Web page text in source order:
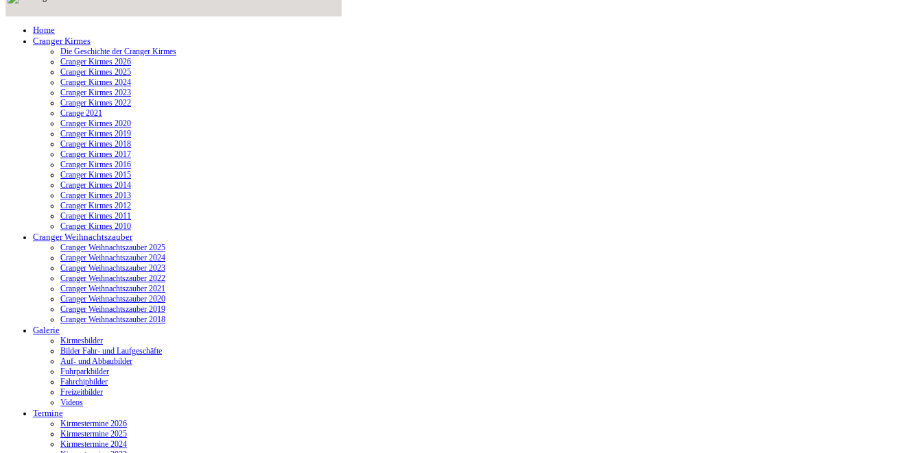
Home
Cranger Kirmes
Die Geschichte der Cranger Kirmes
Cranger Kirmes 2026
Cranger Kirmes 2025
Cranger Kirmes 2024
Cranger Kirmes 2023
Cranger Kirmes 2022
Crange 2021
Cranger Kirmes 2020
Cranger Kirmes 2019
Cranger Kirmes 2018
Cranger Kirmes 2017
Cranger Kirmes 2016
Cranger Kirmes 2015
Cranger Kirmes 2014
Cranger Kirmes 2013
Cranger Kirmes 2012
Cranger Kirmes 2011
Cranger Kirmes 2010
Cranger Weihnachtszauber
Cranger Weihnachtszauber 2025
Cranger Weihnachtszauber 2024
Cranger Weihnachtszauber 2023
Cranger Weihnachtszauber 2022
Cranger Weihnachtszauber 2021
Cranger Weihnachtszauber 2020
Cranger Weihnachtszauber 2019
Cranger Weihnachtszauber 2018
Galerie
Kirmesbilder
Bilder Fahr- und Laufgeschäfte
Auf- und Abbaubilder
Fuhrparkbilder
Fahrchipbilder
Freizeitbilder
Videos
Termine
Kirmestermine 2026
Kirmestermine 2025
Kirmestermine 2024